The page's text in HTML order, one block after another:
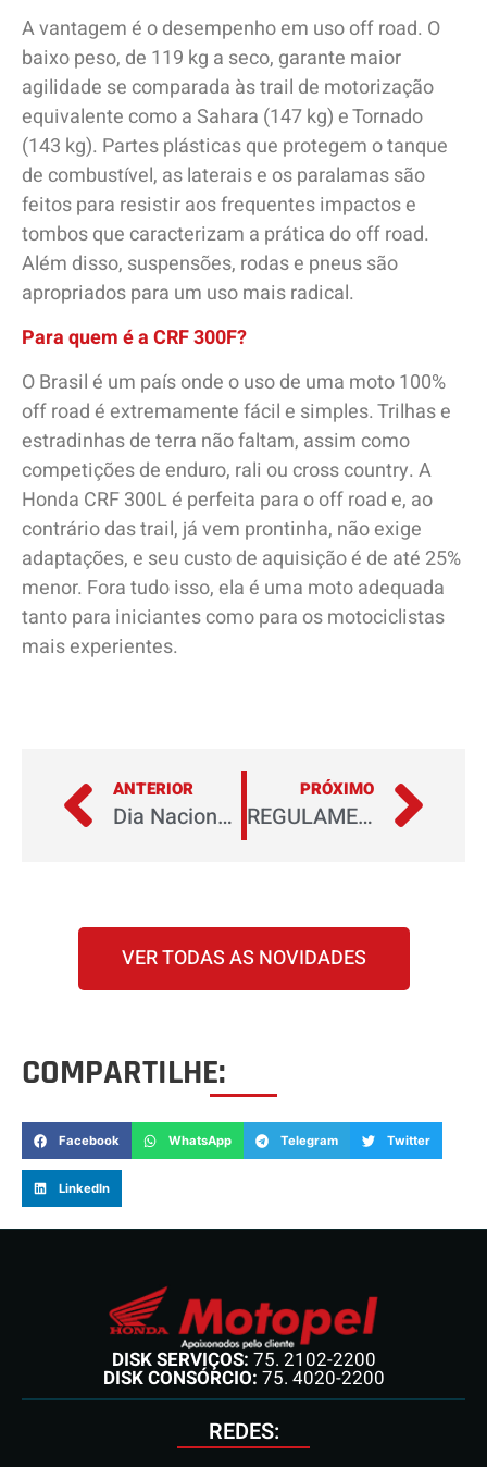
A vantagem é o desempenho em uso off road. O
baixo peso, de 119 kg a seco, garante maior
agilidade se comparada às trail de motorização
equivalente como a Sahara (147 kg) e Tornado
(143 kg). Partes plásticas que protegem o tanque
de combustível, as laterais e os paralamas são
feitos para resistir aos frequentes impactos e
tombos que caracterizam a prática do off road.
Além disso, suspensões, rodas e pneus são
apropriados para um uso mais radical.
Para quem é a CRF 300F?
O Brasil é um país onde o uso de uma moto 100%
off road é extremamente fácil e simples. Trilhas e
estradinhas de terra não faltam, assim como
competições de enduro, rali ou cross country. A
Honda CRF 300L é perfeita para o off road e, ao
contrário das trail, já vem prontinha, não exige
adaptações, e seu custo de aquisição é de até 25%
menor. Fora tudo isso, ela é uma moto adequada
tanto para iniciantes como para os motociclistas
mais experientes.
ANTERIOR
Dia Nacional do Motociclista, 27 de julho
PRÓXIMO
REGULAMENTO OFICIAL – CONCURSO CULTURAL “MOTOPEL HONDA”
VER TODAS AS NOVIDADES
COMPARTILHE:
Facebook WhatsApp Telegram Twitter
LinkedIn
DISK SERVIÇOS: 75. 2102-2200
DISK CONSÓRCIO: 75. 4020-2200
REDES: